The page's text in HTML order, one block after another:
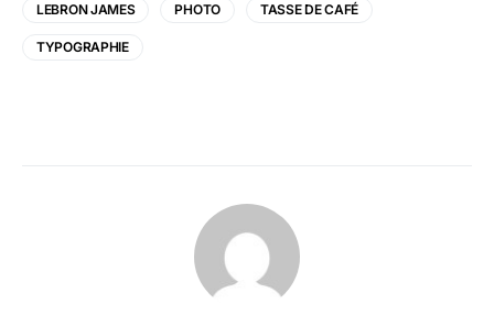
LEBRON JAMES PHOTO TASSE DE CAFÉ
TYPOGRAPHIE